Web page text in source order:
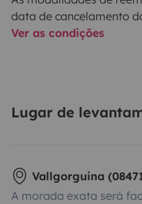
data de cancelamento
Ver as condições
Lugar de
Vallgorguina
A morada exata será